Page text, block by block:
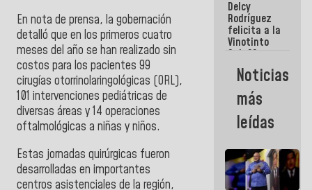
En nota de prensa, la gobernación
detalló que en los primeros cuatro
meses del año se han realizado sin
costos para los pacientes 99
cirugías otorrinolaringológicas (ORL),
101 intervenciones pediátricas de
diversas áreas y 14 operaciones
oftalmológicas a niñas y niños.
Estas jornadas quirúrgicas fueron
desarrolladas en importantes
centros asistenciales de la región,
Aeropuerto
Internacional
de
Maiquetía
Delcy
Rodríguez
felicita a la
Vinotinto
Sub 20
campeona
frente
México Sub
23 en los
Centroamericanos
Noticias
más
leídas